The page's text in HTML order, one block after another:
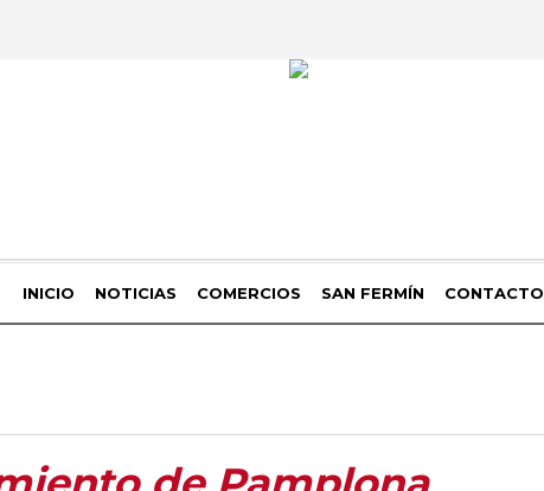
INICIO NOTICIAS COMERCIOS SAN FERMÍN CONTACTO